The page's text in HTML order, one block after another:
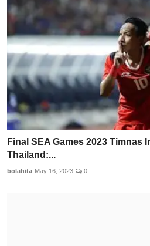
Final SEA Games 2023 Timnas
Thailand:...
bolahita May 16, 2023 0